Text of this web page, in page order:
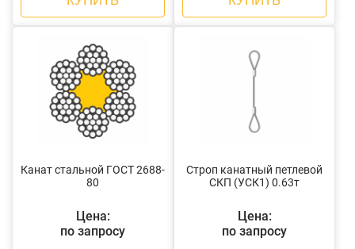
Канат стальной ГОСТ 2688-
80
Цена:
по запросу
Строп канатный петлевой
СКП (УСК1) 0.63т
Цена:
по запросу